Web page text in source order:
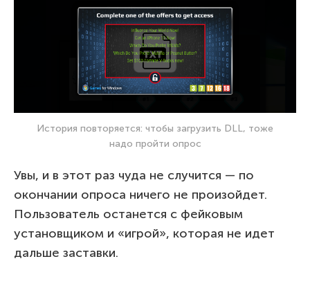
История повторяется: чтобы загрузить DLL, тоже
надо пройти опрос
Увы, и в этот раз чуда не случится — по
окончании опроса ничего не произойдет.
Пользователь останется с фейковым
установщиком и «игрой», которая не идет
дальше заставки.